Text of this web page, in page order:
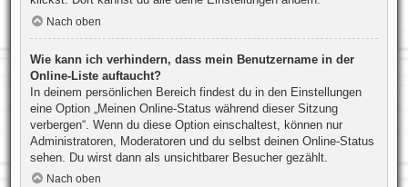
Nach oben
Wie kann ich verhindern, dass mein Benutzername in der
Online-Liste auftaucht?
In deinem persönlichen Bereich findest du in den Einstellungen
eine Option „Meinen Online-Status während dieser Sitzung
verbergen“. Wenn du diese Option einschaltest, können nur
Administratoren, Moderatoren und du selbst deinen Online-Status
sehen. Du wirst dann als unsichtbarer Besucher gezählt.
Nach oben